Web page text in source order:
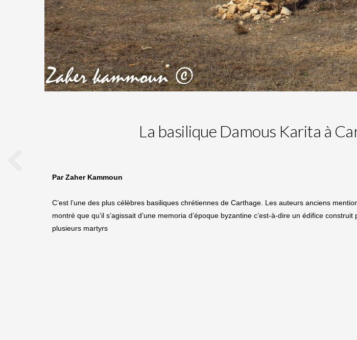
La basilique Damous Karita à
Par Zaher Kammoun
C’est l’une des plus célèbres basiliques chrétiennes de Carthage. Les auteurs anciens
montré que qu’il s’agissait d’une memoria d’époque byzantine c’est-à-dire un édifice
plusieurs martyrs